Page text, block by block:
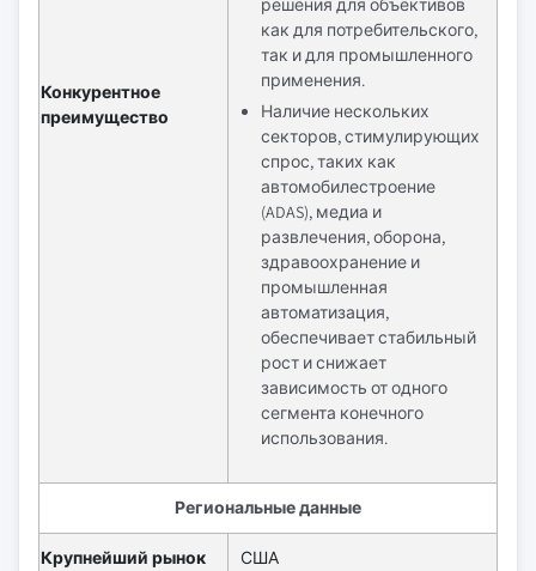
Конкурентное
преимущество
как для потребительского,
так и для промышленного
применения.
Наличие нескольких
секторов, стимулирующих
спрос, таких как
автомобилестроение
(ADAS), медиа и
развлечения, оборона,
здравоохранение и
промышленная
автоматизация,
обеспечивает стабильный
рост и снижает
зависимость от одного
сегмента конечного
использования.
Региональные данные
Крупнейший рынок
США